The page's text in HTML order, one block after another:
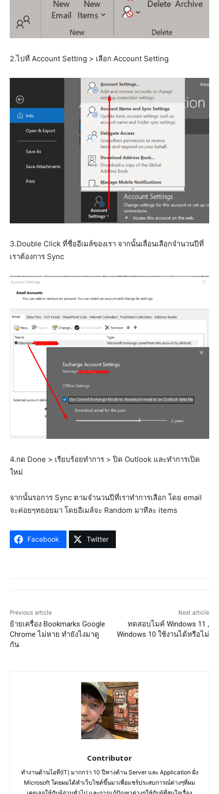
2.ไปที่ Account Setting > เลือก Account Setting
3.Double Click ที่ชื่ออีเมล์ของเรา จากนั้นเลื่อนเลือกจำนวนปีที่
เราต้องการ Sync
4.กด Done > เรียบร้อยทำการ > ปิด Outlook และทำการเปิด
ใหม่
จากนั้นรอการ Sync ตามจำนวนปีที่เราทำการเลือก โดย email
จะค่อยๆทยอยมา โดยอีเมล์จะ Random มาทีละ items
Facebook Twitter
Previous article
ย้ายเครื่อง Bookmarks Google
Chrome ไม่หาย ทำยังไงมาดู
กัน
Next article
ทดสอบไมค์ Windows 11 ,
Windows 10 ใช้งานได้หรือไม่
Contributor
ทำงานด้านไอที(IT) มากกว่า 10 ปีทางด้าน Server และ Application ฝั่ง
Microsoft โดยผมได้ทำเว็บไซต์ขึ้นมาเพื่อแชร์ประสบการณ์ต่างๆที่ผม